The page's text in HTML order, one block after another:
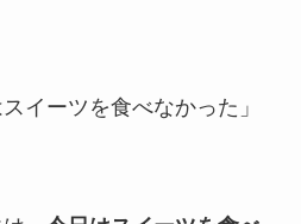
イーツを食べなかった」